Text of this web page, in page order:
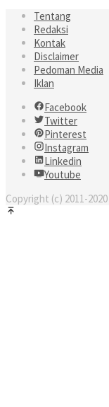
Tentang
Redaksi
Kontak
Disclaimer
Pedoman Media
Iklan
Facebook
Twitter
Pinterest
Instagram
Linkedin
Youtube
Copyright (c) 2011-